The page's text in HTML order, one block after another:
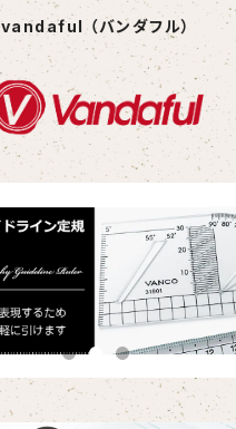
vandaful （バンダフル）